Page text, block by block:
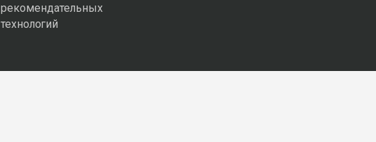
рекомендательных
технологий